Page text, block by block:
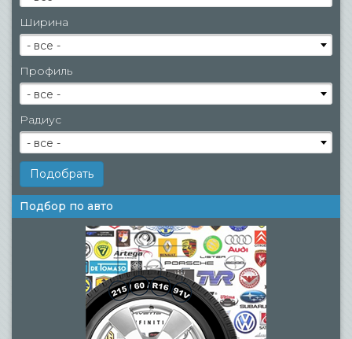
Ширина
- все -
Профиль
- все -
Радиус
- все -
Подбор по авто